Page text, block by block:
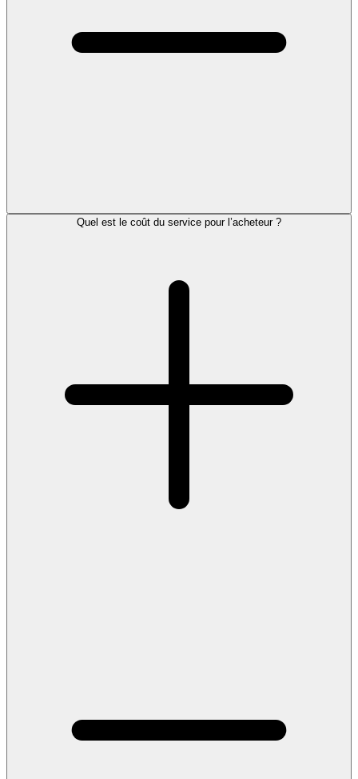
Quel est le coût du service pour l’acheteur ?